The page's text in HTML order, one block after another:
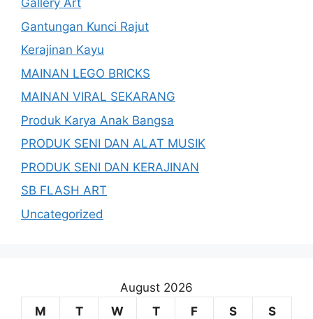
Gallery Art
Gantungan Kunci Rajut
Kerajinan Kayu
MAINAN LEGO BRICKS
MAINAN VIRAL SEKARANG
Produk Karya Anak Bangsa
PRODUK SENI DAN ALAT MUSIK
PRODUK SENI DAN KERAJINAN
SB FLASH ART
Uncategorized
August 2026
M
T W T F S S